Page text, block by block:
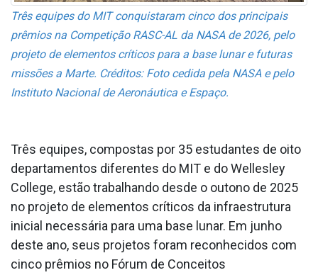
Três equipes do MIT conquistaram cinco dos principais
prêmios na Competição RASC-AL da NASA de 2026, pelo
projeto de elementos críticos para a base lunar e futuras
missões a Marte. Créditos: Foto cedida pela NASA e pelo
Instituto Nacional de Aeronáutica e Espaço.
Três equipes, compostas por 35 estudantes de oito
departamentos diferentes do MIT e do Wellesley
College, estão trabalhando desde o outono de 2025
no projeto de elementos críticos da infraestrutura
inicial necessária para uma base lunar. Em junho
deste ano, seus projetos foram reconhecidos com
cinco prêmios no Fórum de Conceitos